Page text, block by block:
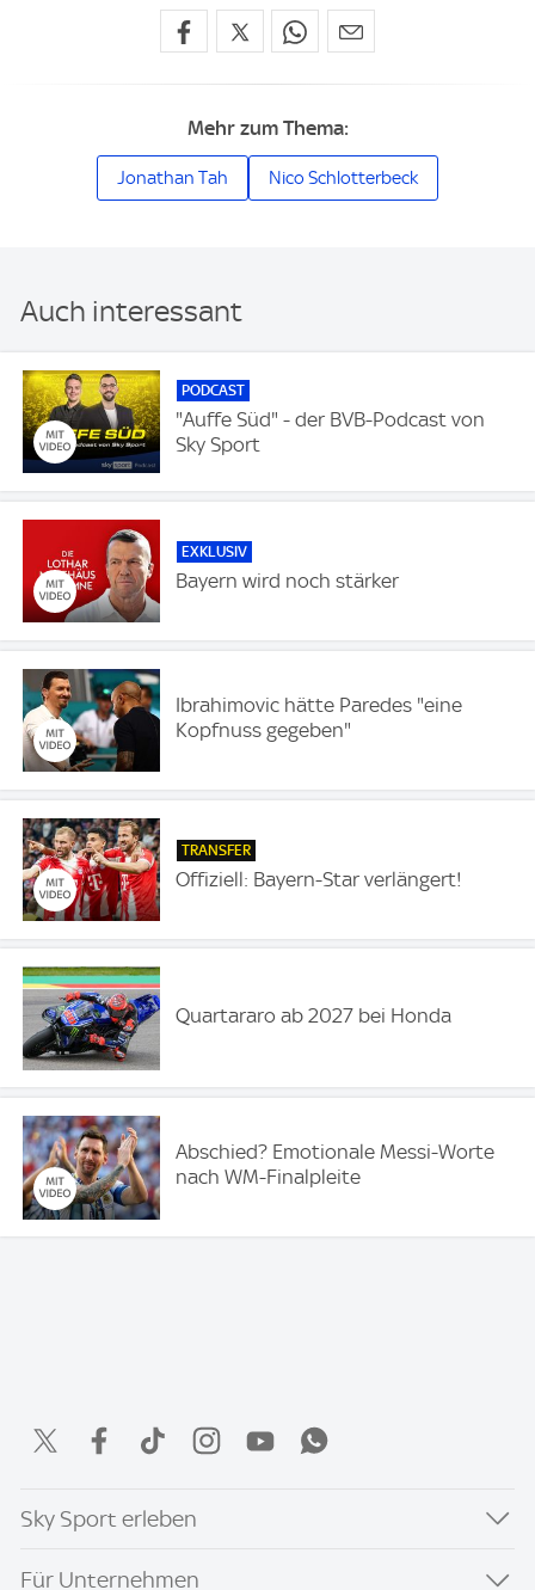
Mehr zum Thema:
Jonathan Tah Nico Schlotterbeck
Auch interessant
PODCAST
"Auffe Süd" - der BVB-Podcast von
Sky Sport
EXKLUSIV
Bayern wird noch stärker
Ibrahimovic hätte Paredes "eine
Kopfnuss gegeben"
TRANSFER
Offiziell: Bayern-Star verlängert!
Quartararo ab 2027 bei Honda
Abschied? Emotionale Messi-Worte
nach WM-Finalpleite
Sky Sport erleben
Für Unternehmen